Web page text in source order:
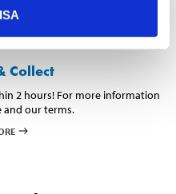
Collect
2 hours! For more information
and our terms.